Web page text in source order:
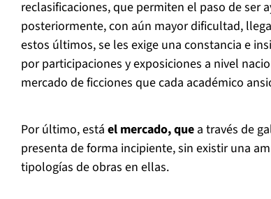
reclasificaciones, que permiten el paso de ser
posteriormente, con aún mayor dificultad,
estos últimos, se les exige una constancia e
por participaciones y exposiciones a nivel
mercado de ficciones que cada académico
Por último, está el mercado, que a través de
presenta de forma incipiente, sin existir una
tipologías de obras en ellas.